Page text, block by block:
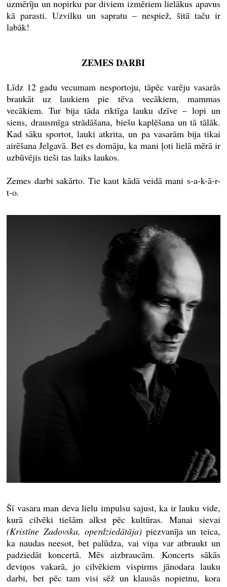
uzmērīju un nopirku par diviem izmēriem lielākus apavus
kā parasti. Uzvilku un sapratu – nespiež, šitā taču ir
labāk!
ZEMES DARBI​
Līdz 12 gadu vecumam nesportoju, tāpēc varēju vasarās
braukāt uz laukiem pie tēva vecākiem, mammas
vecākiem. Tur bija tāda riktīga lauku dzīve – lopi un
siens, drausmīga strādāšana, biešu kaplēšana un tā tālāk.
Kad sāku sportot, lauki atkrita, un pa vasarām bija tikai
airēšana Jelgavā. Bet es domāju, ka mani ļoti lielā mērā ir
uzbūvējis tieši tas laiks laukos.
Zemes darbi sakārto. Tie kaut kādā veidā mani s-a-k-ā-r-
t-o.
Šī vasara man deva lielu impulsu sajust, ka ir lauku vide,
kurā cilvēki tiešām alkst pēc kultūras. Manai sievai
(Kristīne Zadovska, operdziedātāja)piezvanīja un teica,
ka naudas neesot, bet palūdza, vai viņa var atbraukt un
padziedāt koncertā. Mēs aizbraucām. Koncerts sākās
deviņos vakarā, jo cilvēkiem vispirms jānodara lauku
darbi, bet pēc tam visi sēž un klausās nopietnu, kora